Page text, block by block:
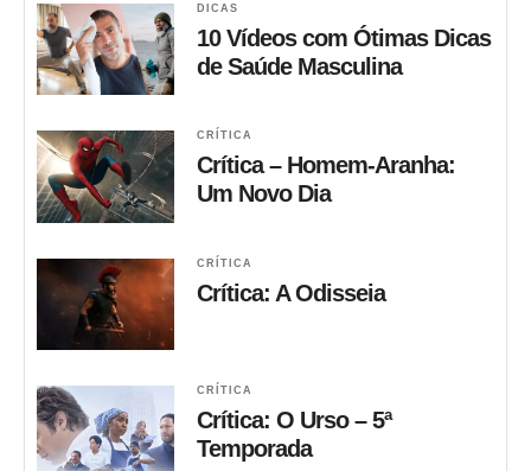
DICAS
10 Vídeos com Ótimas Dicas
de Saúde Masculina
CRÍTICA
Crítica – Homem-Aranha:
Um Novo Dia
CRÍTICA
Crítica: A Odisseia
CRÍTICA
Crítica: O Urso – 5ª
Temporada